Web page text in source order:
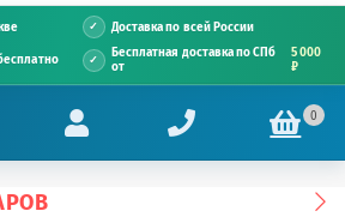
Доставка по всей России
Бесплатная доставка по СПб
от
5 000
₽
0